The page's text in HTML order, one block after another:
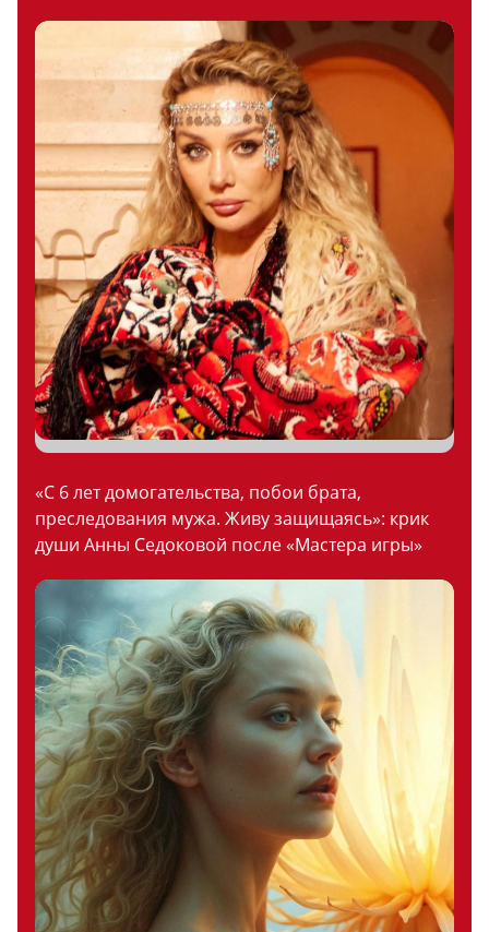
«С 6 лет домогательства, побои брата,
преследования мужа. Живу защищаясь»: крик
души Анны Седоковой после «Мастера игры»